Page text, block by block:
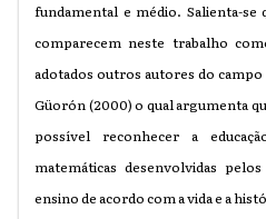
fundamental e médio. Salienta-se
comparecem neste trabalho
adotados outros autores do campo
Güorón (2000) o qual argumenta
possível reconhecer a
matemáticas desenvolvidas
ensino de acordo com a vida e a